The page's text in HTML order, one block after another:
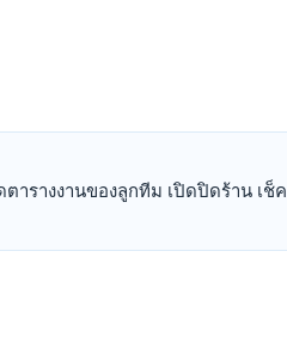
ารางงานของลูกทีม เปิดปิดร้าน เช็ค